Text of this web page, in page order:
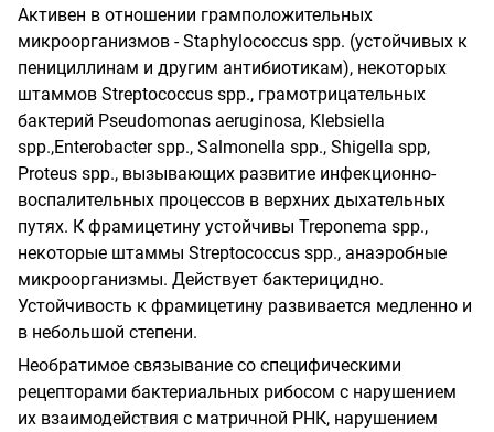
Активен в отношении грамположительных
микроорганизмов -Staphylococcus spp. (устойчивых к
пенициллинам и другим антибиотикам), некоторых
штаммов Streptococcus spp., грамотрицательных
бактерий Pseudomonas aeruginosa, Klebsiella
spp.,Enterobacter spp., Salmonella spp., Shigella spp,
Proteus spp., вызывающих развитие инфекционно-
воспалительных процессов в верхних дыхательных
путях. К фрамицетину устойчивы Treponema spp.,
некоторые штаммы Streptococcus spp., анаэробные
микроорганизмы. Действует бактерицидно.
Устойчивость к фрамицетину развивается медленно и
в небольшой степени.
Необратимое связывание со специфическими
рецепторами бактериальных рибосом с нарушением
их взаимодействия с матричной РНК, нарушением